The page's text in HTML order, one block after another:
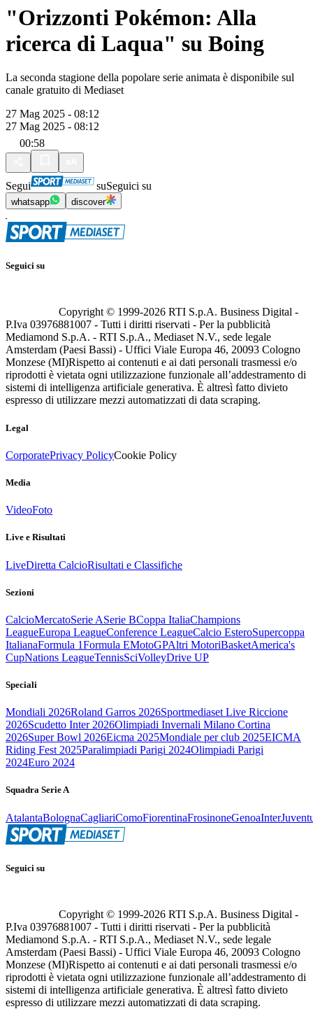
"Orizzonti Pokémon: Alla
ricerca di Laqua" su Boing
La seconda stagione della popolare serie animata è disponibile sul
canale gratuito di Mediaset
27 Mag 2025 - 08:12
27 Mag 2025 - 08:12
00:58
Segui suSeguici su
whatsapp discover
Seguici su
Copyright © 1999-2026 RTI S.p.A. Business Digital -
P.Iva 03976881007 - Tutti i diritti riservati - Per la pubblicità
Mediamond S.p.A. - RTI S.p.A., Mediaset N.V., sede legale
Amsterdam (Paesi Bassi) - Uffici Viale Europa 46, 20093 Cologno
Monzese (MI)Rispetto ai contenuti e ai dati personali trasmessi e/o
riprodotti è vietata ogni utilizzazione funzionale all’addestramento di
sistemi di intelligenza artificiale generativa. È altresì fatto divieto
espresso di utilizzare mezzi automatizzati di data scraping.
Legal
CorporatePrivacy PolicyCookie Policy
Media
VideoFoto
Live e Risultati
LiveDiretta CalcioRisultati e Classifiche
Sezioni
CalcioMercatoSerie ASerie BCoppa ItaliaChampions
LeagueEuropa LeagueConference LeagueCalcio EsteroSupercoppa
ItalianaFormula 1Formula EMotoGPAltri MotoriBasketAmerica's
CupNations LeagueTennisSciVolleyDrive UP
Speciali
Mondiali 2026Roland Garros 2026Sportmediaset Live Riccione
2026Scudetto Inter 2026Olimpiadi Invernali Milano Cortina
2026Super Bowl 2026Eicma 2025Mondiale per club 2025EICMA
Riding Fest 2025Paralimpiadi Parigi 2024Olimpiadi Parigi
2024Euro 2024
Squadra Serie A
AtalantaBolognaCagliariComoFiorentinaFrosinoneGenoaInter
Seguici su
Copyright © 1999-2026 RTI S.p.A. Business Digital -
P.Iva 03976881007 - Tutti i diritti riservati - Per la pubblicità
Mediamond S.p.A. - RTI S.p.A., Mediaset N.V., sede legale
Amsterdam (Paesi Bassi) - Uffici Viale Europa 46, 20093 Cologno
Monzese (MI)Rispetto ai contenuti e ai dati personali trasmessi e/o
riprodotti è vietata ogni utilizzazione funzionale all’addestramento di
sistemi di intelligenza artificiale generativa. È altresì fatto divieto
espresso di utilizzare mezzi automatizzati di data scraping.